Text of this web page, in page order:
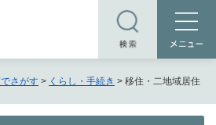
さがす > くらし・手続き > 移住・二地域居住